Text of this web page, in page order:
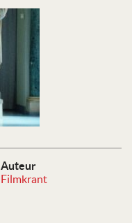
Auteur
Filmkrant